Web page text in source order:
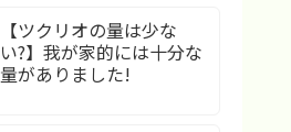
【ツクリオの量は少な
い?】我が家的には十分な
量がありました!